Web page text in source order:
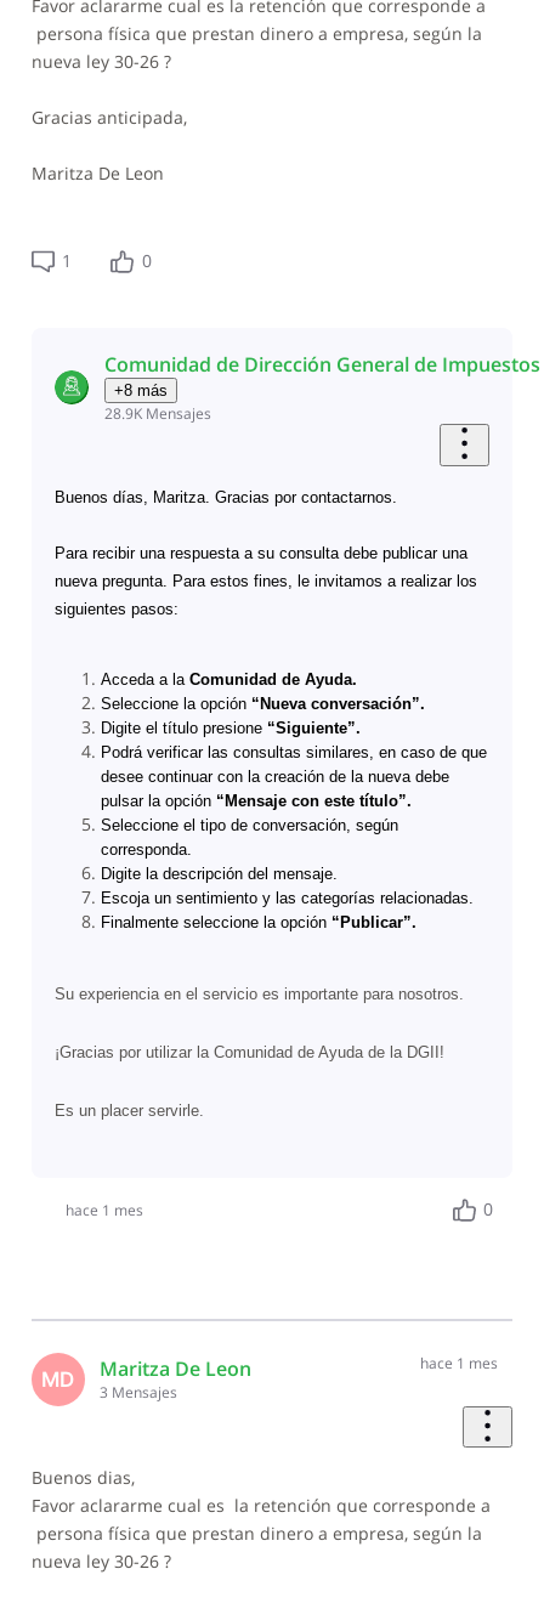
Favor aclararme cual es la retención que corresponde a
persona física que prestan dinero a empresa, según la
nueva ley 30-26 ?
Gracias anticipada,
Maritza De Leon
1 0
Comunidad de Dirección General de
+8 más
28.9K Mensajes
Buenos días, Maritza. Gracias por contactarnos.
Para recibir una respuesta a su consulta debe publicar una
nueva pregunta. Para estos fines, le invitamos a realizar los
siguientes pasos:
Acceda a laComunidad de Ayuda.
Seleccione la opción “Nueva conversación”.
Digite el título presione “Siguiente”.
Podrá verificar las consultas similares, en caso de que
desee continuar con la creación de la nueva debe
pulsar la opción “Mensaje con este título”.
Seleccione el tipo de conversación, según
corresponda.
Digite la descripción del mensaje.
Escoja un sentimiento y las categorías relacionadas.
Finalmente seleccione la opción “Publicar”.
Su experiencia en el servicio es importante para nosotros.
¡Gracias por utilizar la Comunidad de Ayuda de la DGII!
Es un placer servirle.
hace 1 mes 0
MD Maritza De Leon
3 Mensajes
hace 1 mes
Buenos dias,
Favor aclararme cual es la retención que corresponde a
persona física que prestan dinero a empresa, según la
nueva ley 30-26 ?